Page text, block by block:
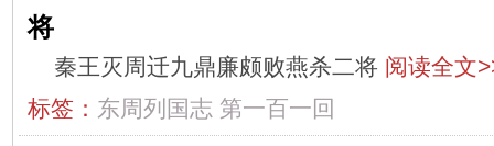
将
秦王灭周迁九鼎廉颇败燕杀二将 阅读全文
标签： 东周列国志 第一百一回